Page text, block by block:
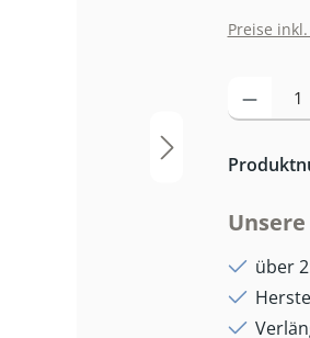
Preise
Produkt
über